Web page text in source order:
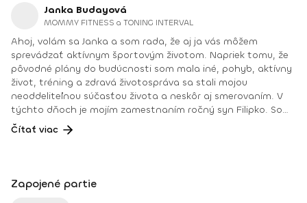
Janka Budayová
MOMMY FITNESS a TONING INTERVAL
Ahoj, volám sa Janka a som rada, že aj ja vás môžem
sprevádzať aktívnym športovým životom. Napriek tomu, že
pôvodné plány do budúcnosti som mala iné, pohyb, aktívny
život, tréning a zdravá životospráva sa stali mojou
neoddeliteľnou súčasťou života a neskôr aj smerovaním. V
týchto dňoch je mojím zamestnaním ročný syn Filipko. Som
mamičkou na materskej dovolenke, ktorú si mimoriadne
užívam. Vďaka úžasnej podpore rodiny a okolia sa aj v tomto
aktívnemu súťaženiu ako pretekárky SANK (Slovenská
asociácia naturálnej kulturistiky). Svoje medicínske,
Čítať viac
Zapojené partie